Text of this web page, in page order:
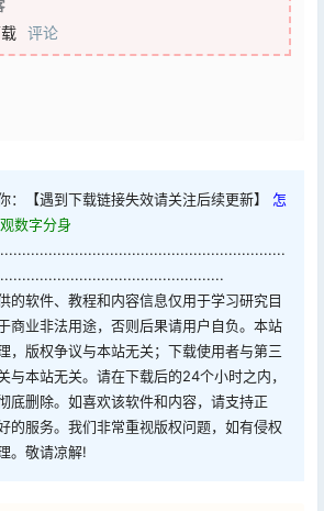
评论
：【遇到下载链接失效请关注后续更新】 怎
数字分身
的软件、教程和内容信息仅用于学习研究目
商业非法用途，否则后果请用户自负。本站
，版权争议与本站无关；下载使用者与第三
与本站无关。请在下载后的24个小时之内，
底删除。如喜欢该软件和内容，请支持正
的服务。我们非常重视版权问题，如有侵权
。敬请凉解!